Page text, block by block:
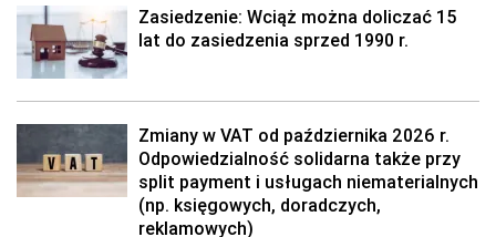
Zasiedzenie: Wciąż można doliczać 15
lat do zasiedzenia sprzed 1990 r.
Zmiany w VAT od października 2026 r.
Odpowiedzialność solidarna także przy
split payment i usługach niematerialnych
(np. księgowych, doradczych,
reklamowych)